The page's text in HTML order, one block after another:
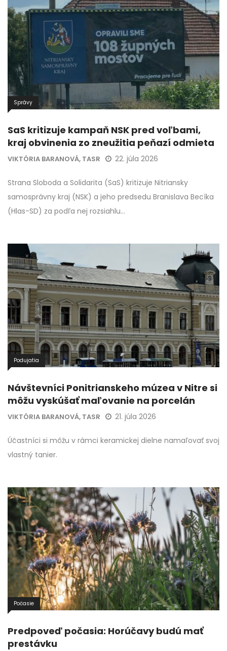
Správy
SaS kritizuje kampaň NSK pred voľbami,
kraj obvinenia zo zneužitia peňazí odmieta
VIKTÓRIA BARANOVÁ, TASR 22. júla 2026
Strana Sloboda a Solidarita (SaS) kritizuje Nitriansky
samosprávny kraj (NSK) a jeho predsedu Branislava Becíka
(Hlas-SD) za podľa nej rozsiahlu…
Podujatia
Návštevníci Ponitrianskeho múzea v Nitre si
môžu vyskúšať maľovanie na porcelán
VIKTÓRIA BARANOVÁ, TASR 21. júla 2026
Účastníci si môžu v rámci keramickej dielne namaľovať svoj
vlastný tanier.
Počasie
Predpoveď počasia: Horúčavy budú mať
prestávku